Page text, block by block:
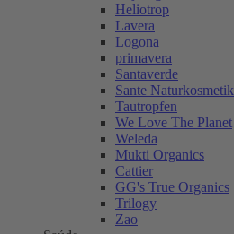
Heliotrop
Lavera
Logona
primavera
Santaverde
Sante Naturkosmetik
Tautropfen
We Love The Planet
Weleda
Mukti Organics
Cattier
GG's True Organics
Trilogy
Zao